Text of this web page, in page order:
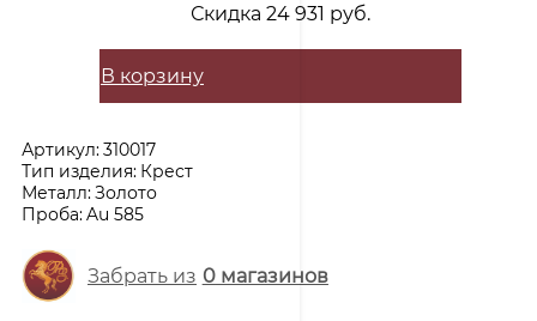
Скидка 24 931 руб.
В корзину
Артикул:310017
Тип изделия: Крест
Металл:Золото
Проба:Au 585
Забрать из 0магазинов